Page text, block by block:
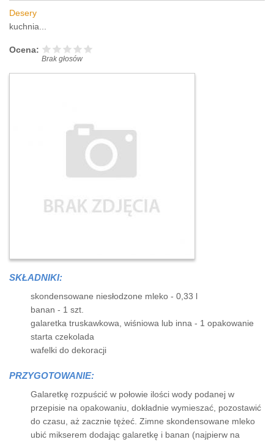
Desery
kuchnia...
Ocena:
Brak głosów
SKŁADNIKI:
skondensowane niesłodzone mleko - 0,33 l
banan - 1 szt.
galaretka truskawkowa, wiśniowa lub inna - 1 opakowanie
starta czekolada
wafelki do dekoracji
PRZYGOTOWANIE:
Galaretkę rozpuścić w połowie ilości wody podanej w
przepisie na opakowaniu, dokładnie wymieszać, pozostawić
do czasu, aż zacznie tężeć. Zimne skondensowane mleko
ubić mikserem dodając galaretkę i banan (najpierw na